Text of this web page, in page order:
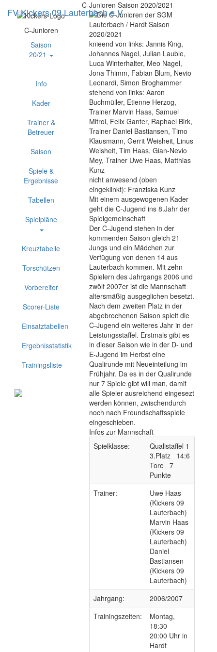
FV Kickers 09 Lauterbach e.V
C-Junioren
Saison
20/21
Info
Kader
Trainer &
Betreuer
Saison
Spiele &
Ergebnisse
Tabellen
Spielpläne
Kreuztabelle
Torschützen
Vorbereiter
Scorer-Liste
Einsatztabellen
Ergebnisstatistik
Trainingsliste
C-Junioren Saison 2020/2021
knieend von links: Jannis King,
Johannes Nagel, Julian Lauble,
Luca Winterhalter, Meo Nagel,
Jona Thimm, Fabian Blum, Nevio
Leonardi, Simon Broghammer
stehend von links: Aaron
Buchmüller, Etienne Herzog,
Trainer Marvin Haas, Samuel
Mitroi, Felix Ganter, Raphael Birk,
Trainer Daniel Bastiansen, Timo
Klausmann, Gerrit Weisheit, Linus
Weisheit, Tim Haas, Gian-Nevio
Mey, Trainer Uwe Haas, Matthias
Kunz
nicht anwesend (oben
eingeklinkt): Franziska Kunz
Mit einem ausgewogenen Kader
geht die C-Jugend ins 8.Jahr der
Spielgemeinschaft
Der C-Jugend stehen in der
kommenden Saison gleich 21
Jungs und ein Mädchen zur
Verfügung von denen 14 aus
Lauterbach kommen. Mit zehn
Spielern des Jahrgangs 2006 und
zwölf 2007er ist die Mannschaft
altersmäßig ausgeglichen besetzt.
Nach dem zweiten Platz in der
abgebrochenen Saison spielt die
C-Jugend ein weiteres Jahr in der
Leistungsstaffel. Erstmals gibt es
in dieser Saison wie in der D- und
E-Jugend im Herbst eine
Qualirunde mit Neueinteilung im
Frühjahr. Da es in der Qualirunde
nur 7 Spiele gibt will man, damit
alle Spieler ausreichend eingesezt
werden können, zwischendurch
noch nach Freundschaftsspiele
eingeschieben.
Infos zur Mannschaft
Spielklasse:
Qualistaffel 1
3.Platz 14:6
Tore 7
Punkte
Trainer:
Uwe Haas
(Kickers 09
Lauterbach)
Marvin Haas
(Kickers 09
Lauterbach)
Daniel
Bastiansen
(Kickers 09
Lauterbach)
Jahrgang:
2006/2007
Trainingszeiten:
Montag,
18:30 -
20:00 Uhr in
Hardt